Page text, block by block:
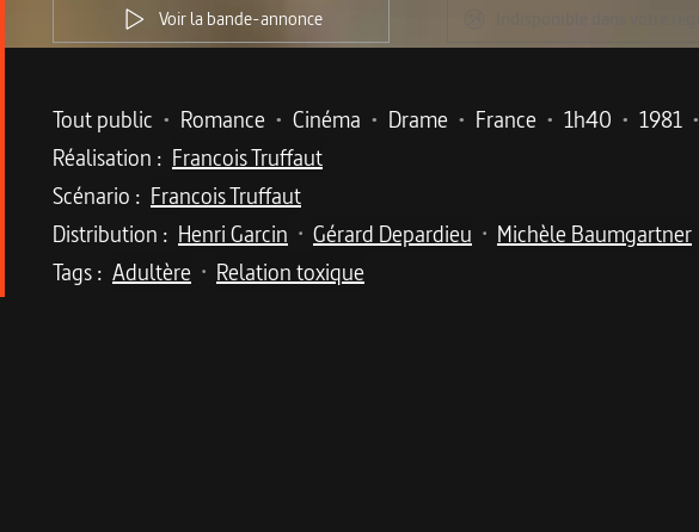
Voir la bande-annonce
Metadata du programme
Tout public • Romance • Cinéma • Drame • France • 1h40 • 1981 •
Réalisation : Francois Truffaut
Scénario : Francois Truffaut
Distribution : Henri Garcin • Gérard Depardieu • Michèle Baumgartner
Tags : Adultère • Relation toxique